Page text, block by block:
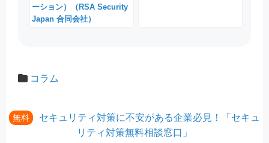
ーション）（RSA Security
Japan 合同会社）
コラム
無料
セキュリティ対策に不安がある企業必見！「セキュ
リティ対策無料相談窓口」